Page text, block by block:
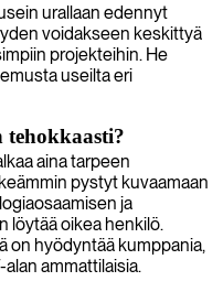
urallaan edennyt
voidakseen keskittyä
projekteihin. He
useilta eri
tehokkaasti?
aina tarpeen
pystyt kuvaamaan
ja
löytää oikea henkilö.
on hyödyntää kumppania,
ammattilaisia.